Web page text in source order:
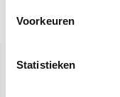
Voorkeuren
Statistieken
Gerelateerde